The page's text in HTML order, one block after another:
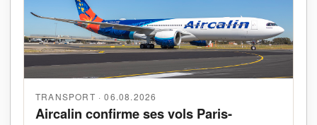
TRANSPORT · 06.08.2026
Aircalin confirme ses vols Paris-